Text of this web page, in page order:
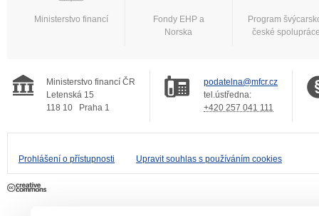
Ministerstvo financí
Fondy EHP a
Norska
Program
české
Ministerstvo financí ČR
Letenská 15
118 10
Praha 1
podatelna@mfcr.cz
tel.ústředna:
+420 257 041 111
Prohlášení o přístupnosti Upravit souhlas s používáním cookies